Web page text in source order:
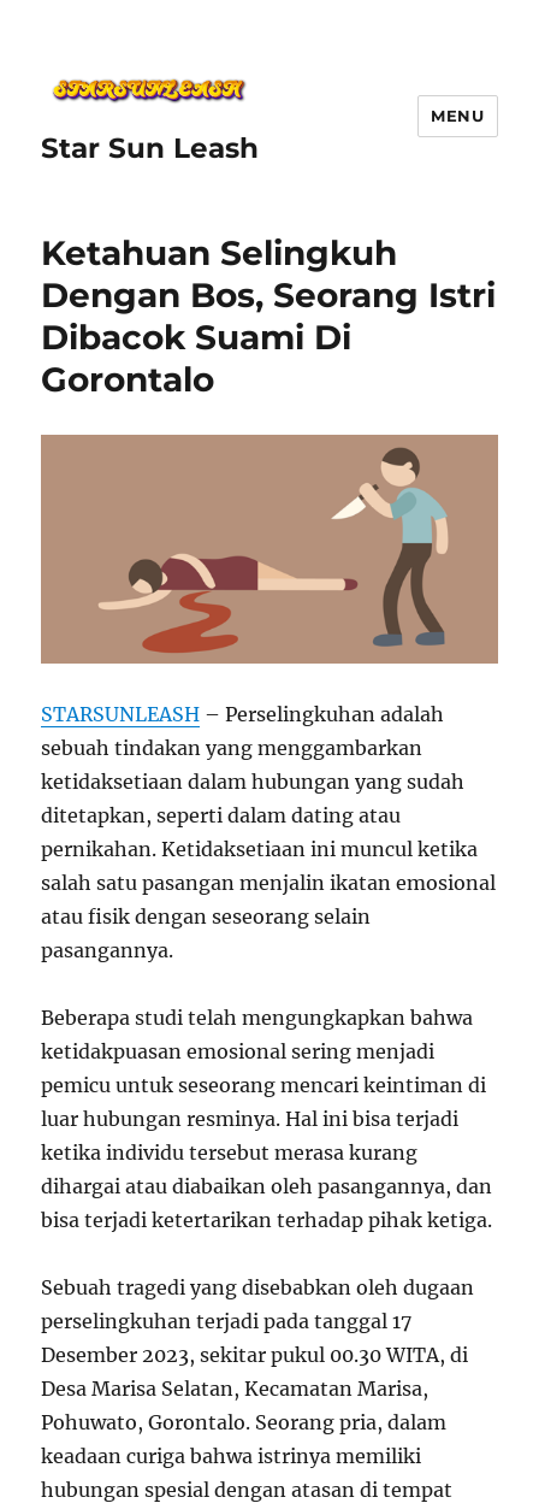
Star Sun Leash
MENU
Ketahuan Selingkuh
Dengan Bos, Seorang Istri
Dibacok Suami Di
Gorontalo
STARSUNLEASH – Perselingkuhan adalah
sebuah tindakan yang menggambarkan
ketidaksetiaan dalam hubungan yang sudah
ditetapkan, seperti dalam dating atau
pernikahan. Ketidaksetiaan ini muncul ketika
salah satu pasangan menjalin ikatan emosional
atau fisik dengan seseorang selain
pasangannya.
Beberapa studi telah mengungkapkan bahwa
ketidakpuasan emosional sering menjadi
pemicu untuk seseorang mencari keintiman di
luar hubungan resminya. Hal ini bisa terjadi
ketika individu tersebut merasa kurang
dihargai atau diabaikan oleh pasangannya, dan
bisa terjadi ketertarikan terhadap pihak ketiga.
Sebuah tragedi yang disebabkan oleh dugaan
perselingkuhan terjadi pada tanggal 17
Desember 2023, sekitar pukul 00.30 WITA, di
Desa Marisa Selatan, Kecamatan Marisa,
Pohuwato, Gorontalo. Seorang pria, dalam
keadaan curiga bahwa istrinya memiliki
hubungan spesial dengan atasan di tempat